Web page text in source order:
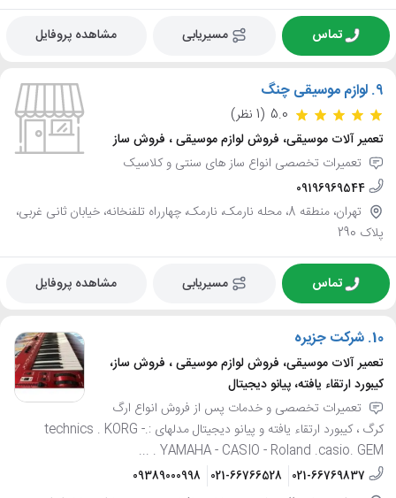
تماس مسیریابی مشاهده پروفایل
9. لوازم موسیقی چنگ
5.0 (1 نظر)
تعمیر آلات موسیقی، فروش لوازم موسیقی ، فروش ساز
تعمیرات تخصصی انواع ساز های سنتی و کلاسیک
09196969544
تهران، منطقه 8، محله نارمک، نارمک، چهارراه تلفنخانه، خیابان ثانی غربی،
پلاک 290
تماس مسیریابی مشاهده پروفایل
10. شرکت جزیره
تعمیر آلات موسیقی، فروش لوازم موسیقی ، فروش ساز،
کیبورد ارتقاء یافته، پیانو دیجیتال
تعمیرات تخصصی و خدمات پس از فروش انواع ارگ
کرگ ، کیبورد ارتقاء یافته و پیانو دیجیتال مدلهای :.technics . KORG -
YAMAHA - CASIO - Roland .casio. GEM . ...
021-66769837
021-66766528
09389000998